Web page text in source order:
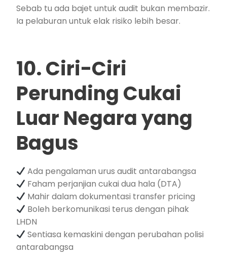
Sebab tu ada bajet untuk audit bukan membazir.
Ia pelaburan untuk elak risiko lebih besar.
10. Ciri-Ciri
Perunding Cukai
Luar Negara yang
Bagus
Ada pengalaman urus audit antarabangsa
Faham perjanjian cukai dua hala (DTA)
Mahir dalam dokumentasi transfer pricing
Boleh berkomunikasi terus dengan pihak
LHDN
Sentiasa kemaskini dengan perubahan polisi
antarabangsa